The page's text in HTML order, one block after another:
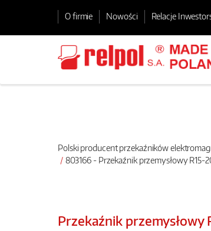
O firmie Nowości Relacje
Polski producent przekaźników
803166 - Przekaźnik przemysłowy R15-
Przekaźnik przemysłowy